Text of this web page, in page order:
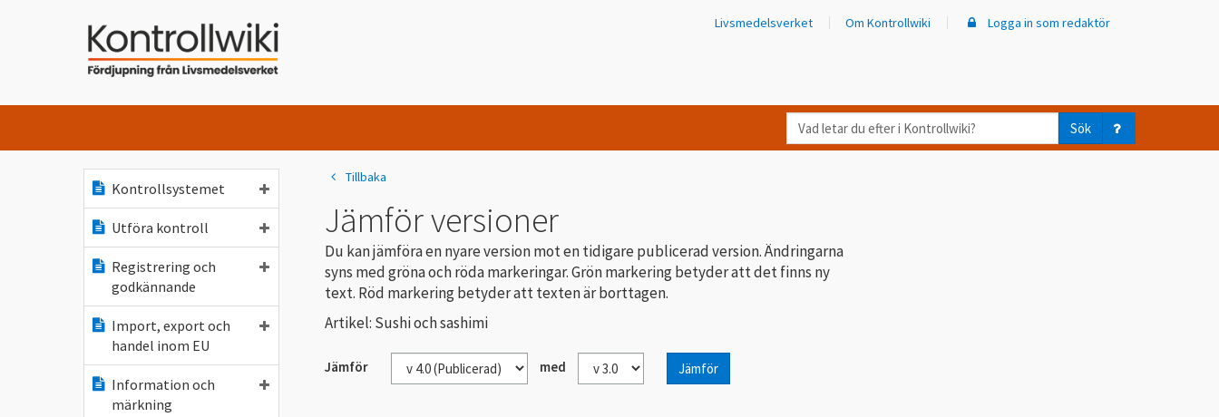
Livsmedelsverket Om Kontrollwiki Logga in som redaktör
Vad
letar
Kontrollwiki?
Sök
Kontrollsystemet
Utföra kontroll
Registrering och
godkännande
Import, export och
handel inom EU
Information och
märkning
Tillbaka
Jämför versioner
Du kan jämföra en nyare version mot en tidigare publicerad version. Ändringarna
syns med gröna och röda markeringar. Grön markering betyder att det finns ny
text. Röd markering betyder att texten är borttagen.
Artikel: Sushi och sashimi
Jämför med Jämför